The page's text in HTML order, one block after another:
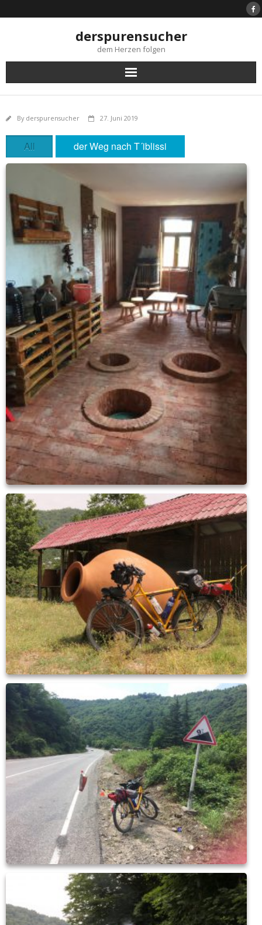
to
derspurensucher
dem Herzen folgen
By derspurensucher 27. Juni 2019
All der Weg nach T´iblissi